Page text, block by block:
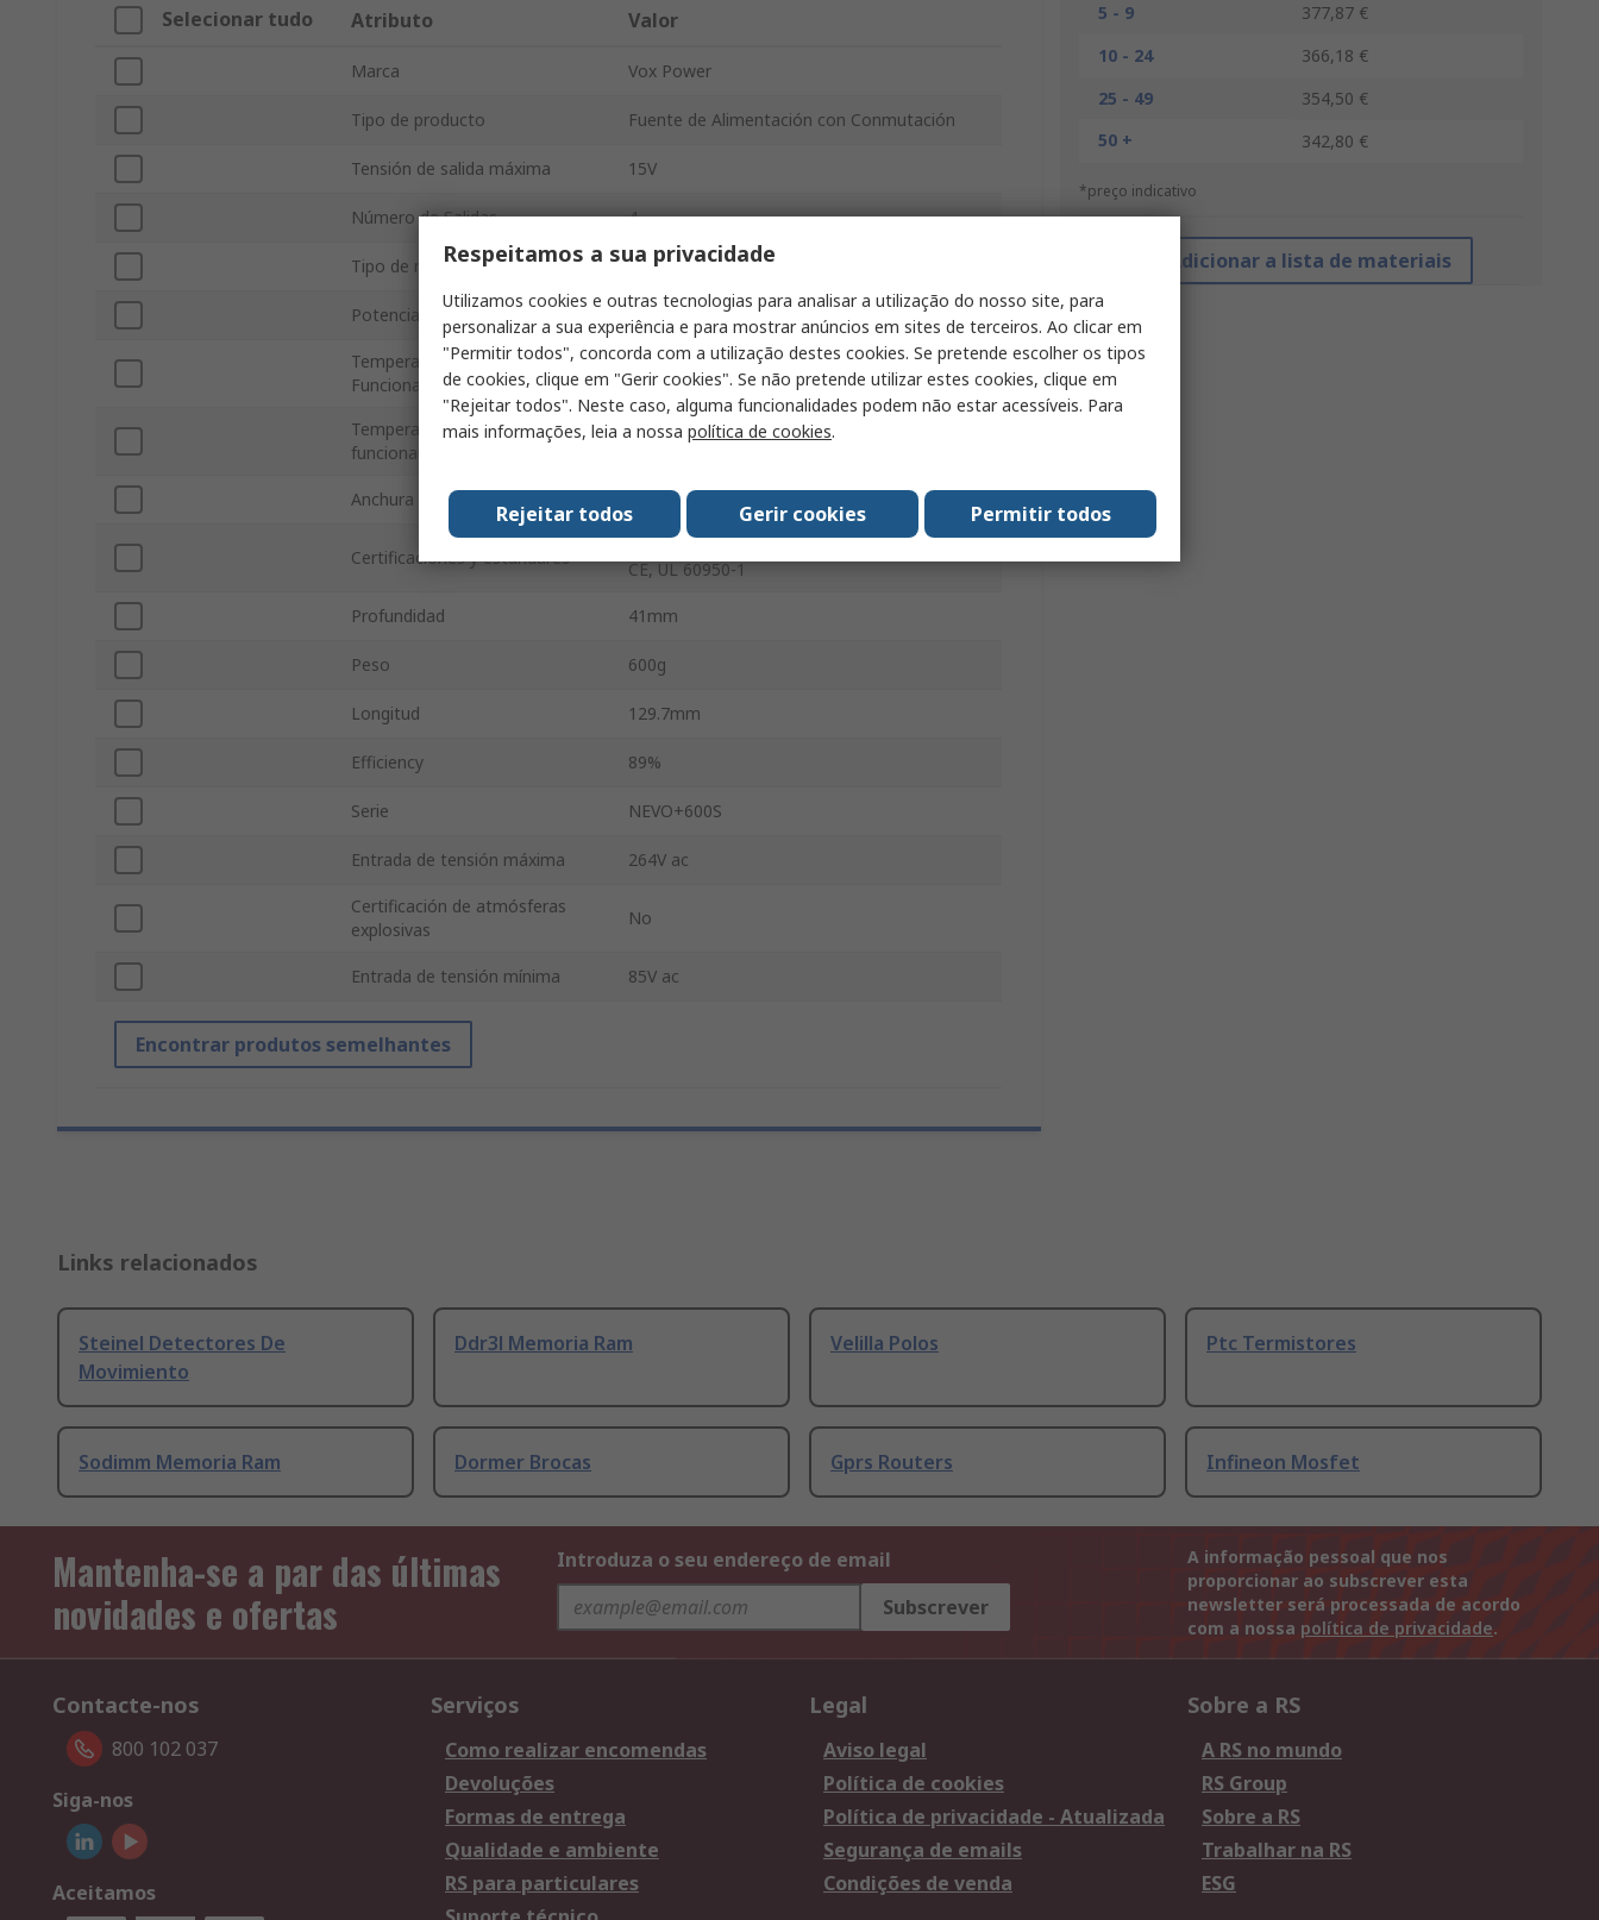
5 - 9
377,87 €
10 - 24
366,18 €
25 - 49
354,50 €
50 +
342,80 €
*preço indicativo
Adicionar a lista de materiais
Selecionar tudo Atributo Valor
Marca Vox Power
Tipo de producto Fuente de Alimentación con Conmutación
Tensión de salida máxima 15V
Número de Salidas 4
Tipo de montaje Rack
Potencia 600W
Temperatura de
Funcionamiento Mínima
-40°C
Temperatura de
funcionamiento máxima
85°C
Anchura 77.7mm
Certificaciones y estándares
CE, UL 60950‐1
Profundidad 41mm
Peso 600g
Longitud 129.7mm
Efficiency 89%
Serie NEVO+600S
Entrada de tensión máxima 264V ac
Certificación de atmósferas
explosivas
No
Entrada de tensión mínima 85V ac
Encontrar produtos semelhantes
Links relacionados
Steinel Detectores De
Movimiento
Ddr3l Memoria Ram Velilla Polos Ptc Termistores
Sodimm Memoria Ram Dormer Brocas Gprs Routers Infineon Mosfet
Mantenha-se a par das últimas
novidades e ofertas
Introduza o seu endereço de email
Subscrever
A informação pessoal que nos
proporcionar ao subscrever esta
newsletter será processada de acordo
com a nossa política de privacidade.
Contacte-nos
800 102 037
Siga-nos
Aceitamos
Serviços
Como realizar encomendas
Devoluções
Formas de entrega
Qualidade e ambiente
RS para particulares
Legal
Aviso legal
Política de cookies
Política de privacidade - Atualizada
Segurança de emails
Condições de venda
Sobre a RS
A RS no mundo
RS Group
Sobre a RS
Trabalhar na RS
ESG
Respeitamos a sua privacidade
Utilizamos cookies e outras tecnologias para analisar a utilização do nosso site, para
personalizar a sua experiência e para mostrar anúncios em sites de terceiros. Ao clicar em
"Permitir todos", concorda com a utilização destes cookies. Se pretende escolher os tipos
de cookies, clique em "Gerir cookies". Se não pretende utilizar estes cookies, clique em
"Rejeitar todos". Neste caso, alguma funcionalidades podem não estar acessíveis. Para
mais informações, leia a nossa política de cookies.
Permitir todos
Gerir cookies
Rejeitar todos